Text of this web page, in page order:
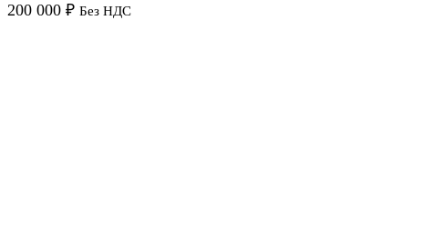
200 000 ₽ Без НДС